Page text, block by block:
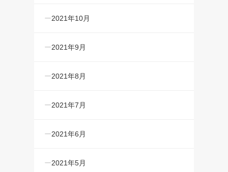
2021年10月
2021年9月
2021年8月
2021年7月
2021年6月
2021年5月